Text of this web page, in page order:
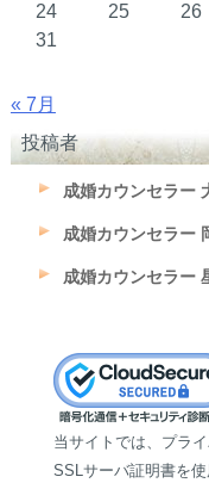
24
25 26
31
« 7月
投稿者
成婚カウンセラー
成婚カウンセラー
成婚カウンセラー
当サイトでは、プラ
SSLサーバ証明書を